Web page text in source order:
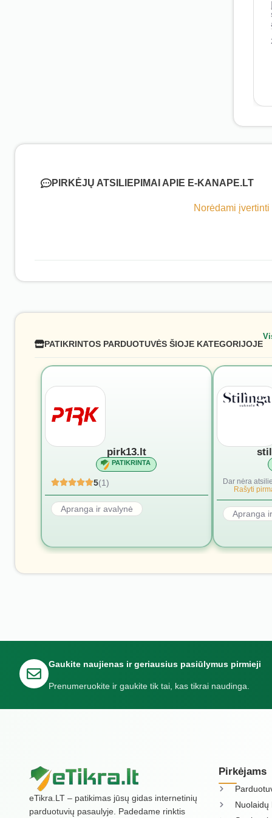
PIRKĖJŲ ATSILIEPIMAI APIE E-KANAPE.LT
Norėdami
PATIKRINTOS PARDUOTUVĖS ŠIOJE KATEGORIJOJE
pirk13.lt
PATIKRINTA
5(1)
Apranga ir avalynė
Dar nėra
Rašyti
Apranga
Gaukite naujienas ir geriausius pasiūlymus pirmieji
Prenumeruokite ir gaukite tik tai, kas tikrai naudinga.
eTikra.LT – patikimas jūsų gidas internetinių
parduotuvių pasaulyje. Padedame rinktis
Pirkėjams
Nuolaidų